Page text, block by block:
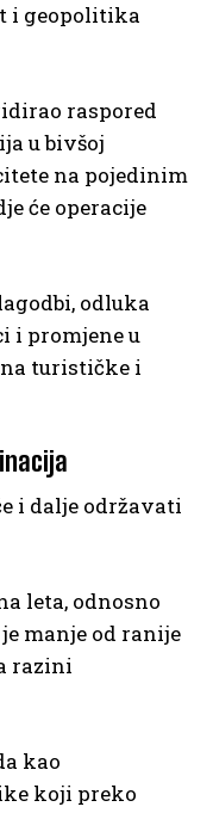
i geopolitika
raspored
u bivšoj
na pojedinim
će operacije
odluka
i promjene u
turističke i
i dalje održavati
leta, odnosno
manje od ranije
razini
kao
koji preko